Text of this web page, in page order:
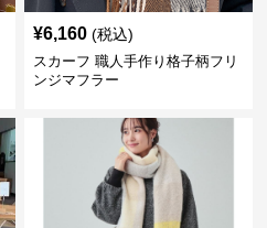
¥6,160 (税込)
スカーフ 職人手作り格子柄フリ
ンジマフラー